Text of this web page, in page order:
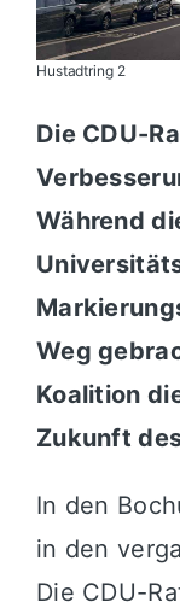
Hustadtring 2
Die CDU-
Während
Weg
Koalition
Zukunft
In den
in den
Die CDU-